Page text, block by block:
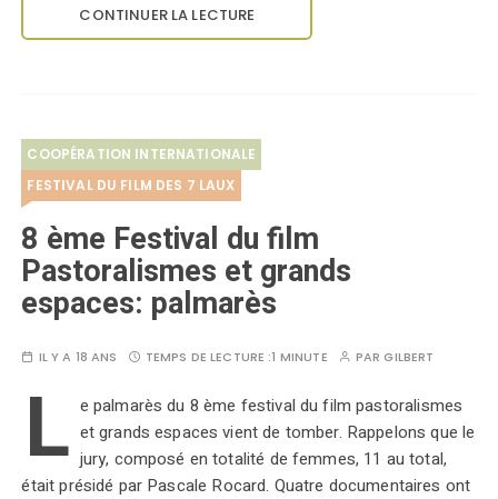
CONTINUER LA LECTURE
COOPÉRATION INTERNATIONALE
FESTIVAL DU FILM DES 7 LAUX
8 ème Festival du film
Pastoralismes et grands
espaces: palmarès
IL Y A 18 ANS TEMPS DE LECTURE :1 MINUTE PARGILBERT
L e palmarès du 8 ème festival du film pastoralismes
et grands espaces vient de tomber. Rappelons que le
jury, composé en totalité de femmes, 11 au total,
était présidé par Pascale Rocard. Quatre documentaires ont